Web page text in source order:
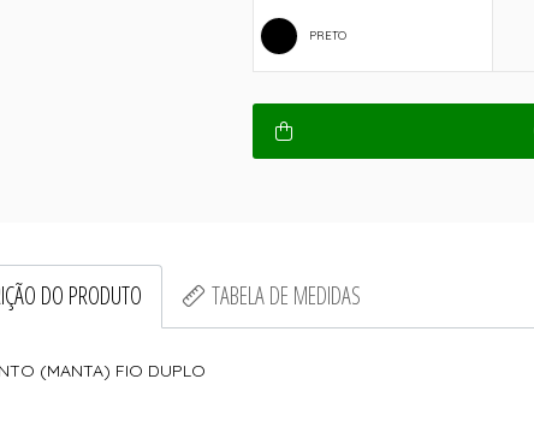
PRETO
DO PRODUTO TABELA DE MEDIDAS
(MANTA) FIO DUPLO